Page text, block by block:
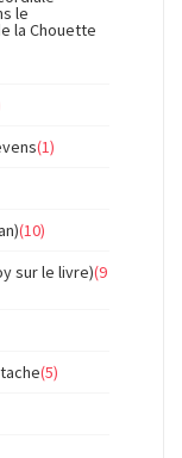
le
la Chouette
(1)
(10)
sur le livre)(9
(5)